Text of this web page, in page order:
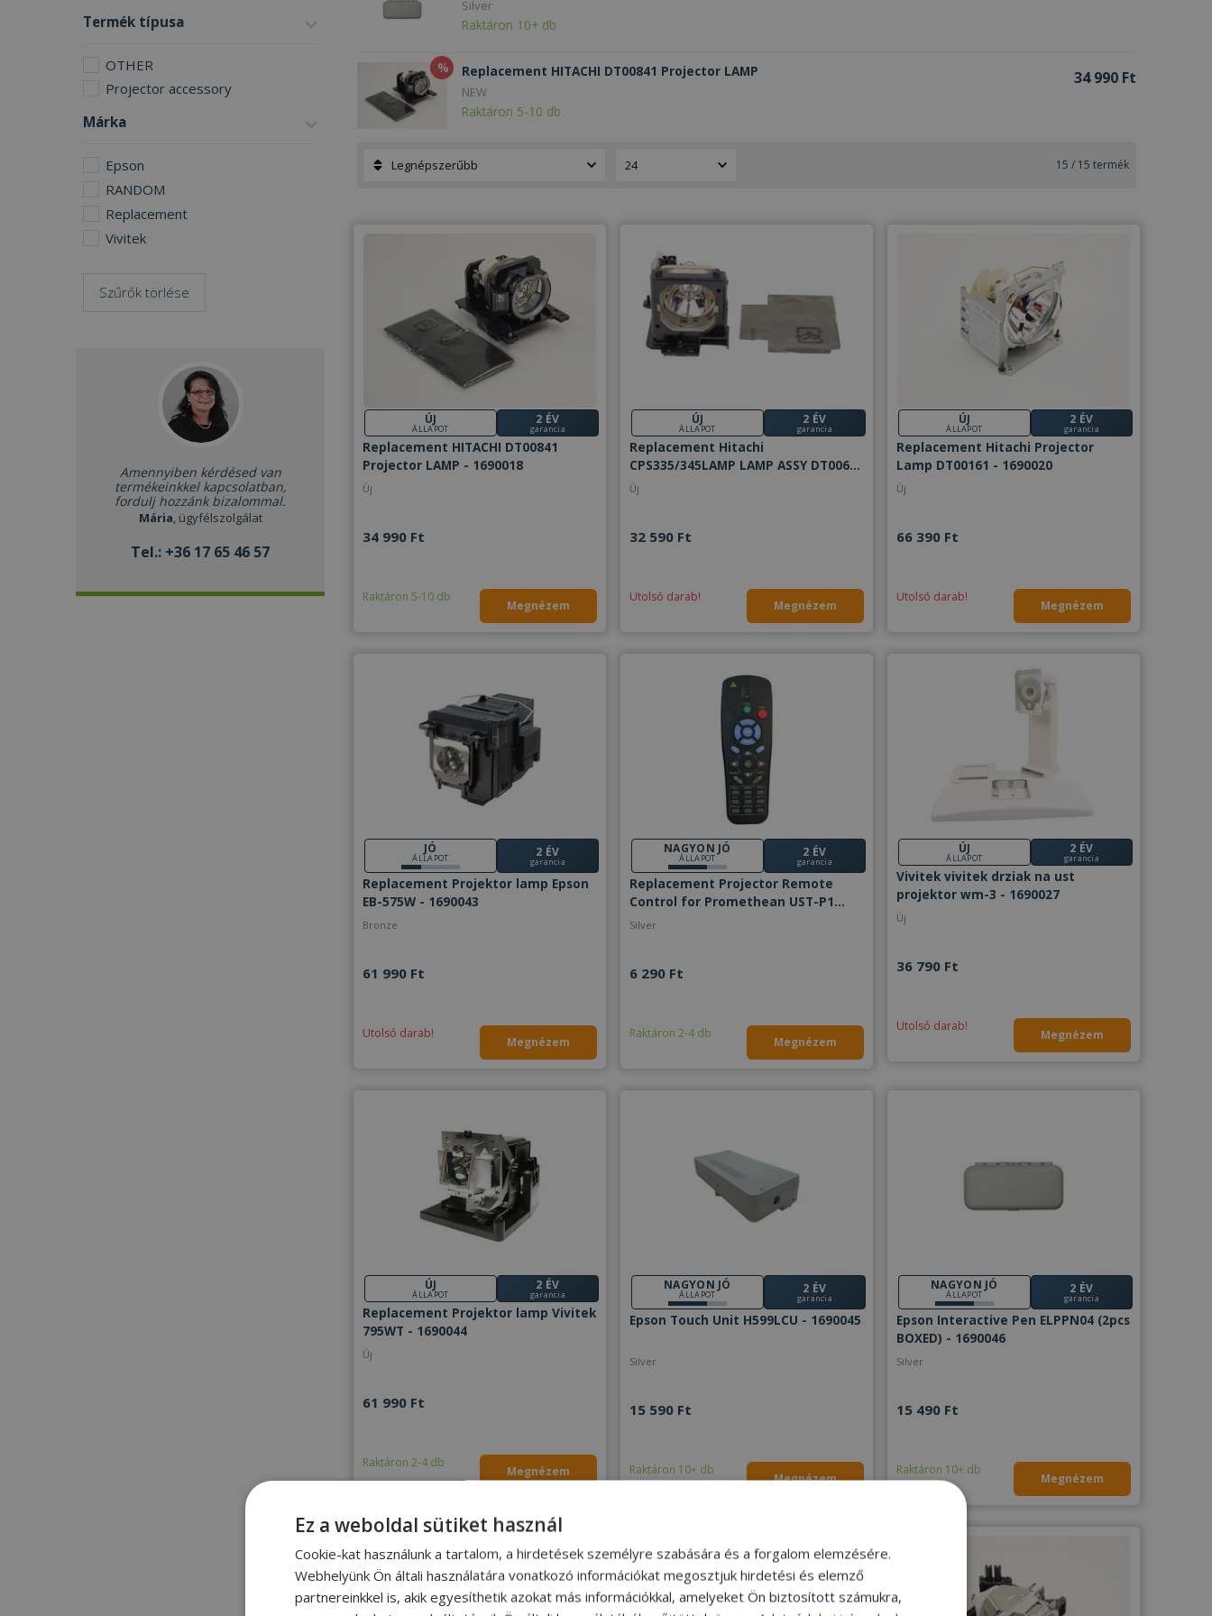
Termék típusa
OTHER
Projector accessory
Márka
Epson
RANDOM
Replacement
Vivitek
Szűrők törlése
Amennyiben kérdésed van
termékeinkkel kapcsolatban,
fordulj hozzánk bizalommal.
Mária, ügyfélszolgálat
Tel.: +36 17 65 46 57
Silver
Raktáron 10+ db
% Replacement HITACHI DT00841 Projector LAMP
NEW
Raktáron 5-10 db
34 990 Ft
15 / 15 termék
ÚJ
ÁLLAPOT
2 ÉV
garancia
Replacement HITACHI DT00841
Projector LAMP - 1690018
Új
34 990 Ft
Raktáron 5-10 db
Megnézem
ÚJ
ÁLLAPOT
2 ÉV
garancia
Replacement Hitachi
CPS335/345LAMP LAMP ASSY DT00671
- 1690019
Új
32 590 Ft
Utolsó darab!
Megnézem
ÚJ
ÁLLAPOT
2 ÉV
garancia
Replacement Hitachi Projector
Lamp DT00161 - 1690020
Új
66 390 Ft
Utolsó darab!
Megnézem
JÓ
ÁLLAPOT 2 ÉV
garancia
Replacement Projektor lamp Epson
EB-575W - 1690043
Bronze
61 990 Ft
Utolsó darab!
Megnézem
NAGYON JÓ
ÁLLAPOT 2 ÉV
garancia
Replacement Projector Remote
Control for Promethean UST-P1
UST-P2 PRM-25 PRM-32 PRM-42 PRM-
Silver
6 290 Ft
Raktáron 2-4 db
Megnézem
ÚJ
ÁLLAPOT
2 ÉV
garancia
Vivitek vivitek drziak na ust
projektor wm-3 - 1690027
Új
36 790 Ft
Utolsó darab!
Megnézem
ÚJ
ÁLLAPOT
2 ÉV
garancia
Replacement Projektor lamp Vivitek
795WT - 1690044
Új
61 990 Ft
Raktáron 2-4 db
Megnézem
NAGYON JÓ
ÁLLAPOT 2 ÉV
garancia
Epson Touch Unit H599LCU - 1690045
Silver
15 590 Ft
Raktáron 10+ db
Megnézem
NAGYON JÓ
ÁLLAPOT 2 ÉV
garancia
Epson Interactive Pen ELPPN04 (2pcs
BOXED) - 1690046
Silver
15 490 Ft
Raktáron 10+ db
Megnézem
Ez a weboldal sütiket használ
Cookie-kat használunk a tartalom, a hirdetések személyre szabására és a forgalom elemzésére.
Webhelyünk Ön általi használatára vonatkozó információkat megosztjuk hirdetési és elemző
partnereinkkel is, akik egyesíthetik azokat más információkkal, amelyeket Ön biztosított számukra,